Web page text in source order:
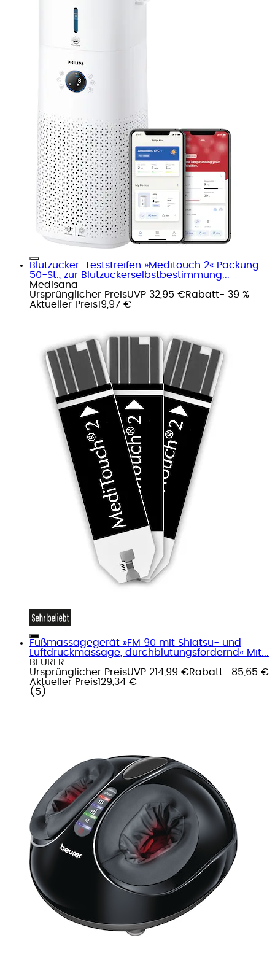
Blutzucker-Teststreifen »Meditouch 2« Packung
50-St., zur Blutzuckerselbstbestimmung...
Medisana
Ursprünglicher PreisUVP 32,95 €Rabatt- 39 %
Aktueller Preis19,97 €
Fußmassagegerät »FM 90 mit Shiatsu- und
Luftdruckmassage, durchblutungsfördernd« Mit...
BEURER
Ursprünglicher PreisUVP 214,99 €Rabatt- 85,65 €
Aktueller Preis129,34 €
( 5 )